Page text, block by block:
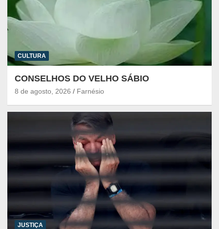
CULTURA
CONSELHOS DO VELHO SÁBIO
8 de agosto, 2026 Farnésio
JUSTIÇA